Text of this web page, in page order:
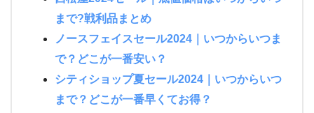
まで?戦利品まとめ
ノースフェイスセール2024｜いつからいつま
で？どこが一番安い？
シティショップ夏セール2024｜いつからいつ
まで？どこが一番早くてお得？